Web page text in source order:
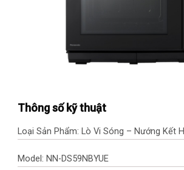
Thông số kỹ thuật
Loại Sản Phẩm: Lò Vi Sóng – Nướng Kết
Model: NN-DS59NBYUE